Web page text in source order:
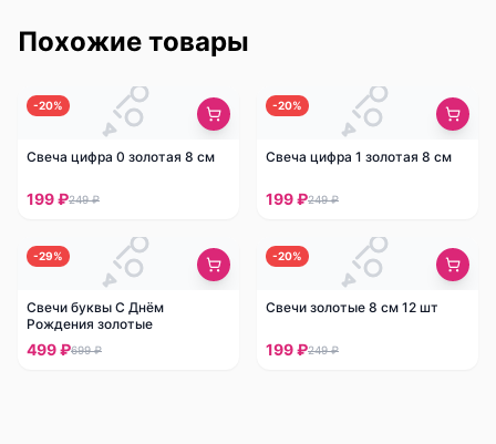
Похожие товары
-20%
Свеча цифра 0 золотая 8 см
199 ₽249 ₽
-20%
Свеча цифра 1 золотая 8 см
199 ₽249 ₽
-29%
Свечи буквы С Днём
Рождения золотые
499 ₽699 ₽
-20%
Свечи золотые 8 см 12 шт
199 ₽249 ₽